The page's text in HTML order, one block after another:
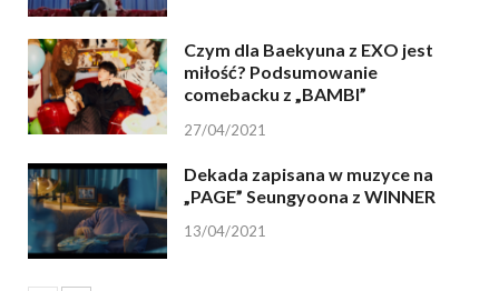
Czym dla Baekyuna z EXO jest
miłość? Podsumowanie
comebacku z „BAMBI”
27/04/2021
Dekada zapisana w muzyce na
„PAGE” Seungyoona z WINNER
13/04/2021